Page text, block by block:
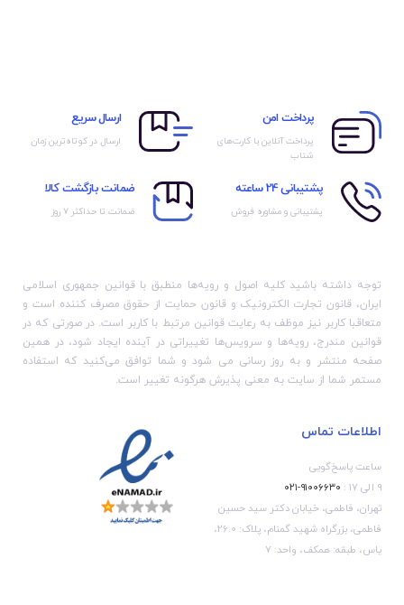
پرداخت امن
پرداخت آنلاین با کارت‌های
شتاب
ارسال سریع
ارسال در کوتاه‌ترین زمان
پشتیبانی 24 ساعته
پشتیبانی و مشاوره فروش
ضمانت بازگشت کالا
ضمانت تا حداکثر ۷ روز
توجه داشته باشید کلیه اصول و رویه‏‌ها منطبق با قوانین جمهوری اسلامی
ایران، قانون تجارت الکترونیک و قانون حمایت از حقوق مصرف کننده است و
متعاقبا کاربر نیز موظف به رعایت قوانین مرتبط با کاربر است. در صورتی که در
قوانین مندرج، رویه‏‌ها و سرویس‏‌ها تغییراتی در آینده ایجاد شود، در همین
صفحه منتشر و به روز رسانی می شود و شما توافق می‏‌کنید که استفاده
مستمر شما از سایت به معنی پذیرش هرگونه تغییر است.
اطلاعات تماس
ساعت پاسخ‌گویی
۹ الی ۱۷ :
۹۱۰۰۶۶۳۰-۰۲۱
تهران، فاطمی، خیابان دکتر سید حسین
فاطمی، بزرگراه شهید گمنام، پلاک: 26.0،
یاس، طبقه: همکف، واحد: 7